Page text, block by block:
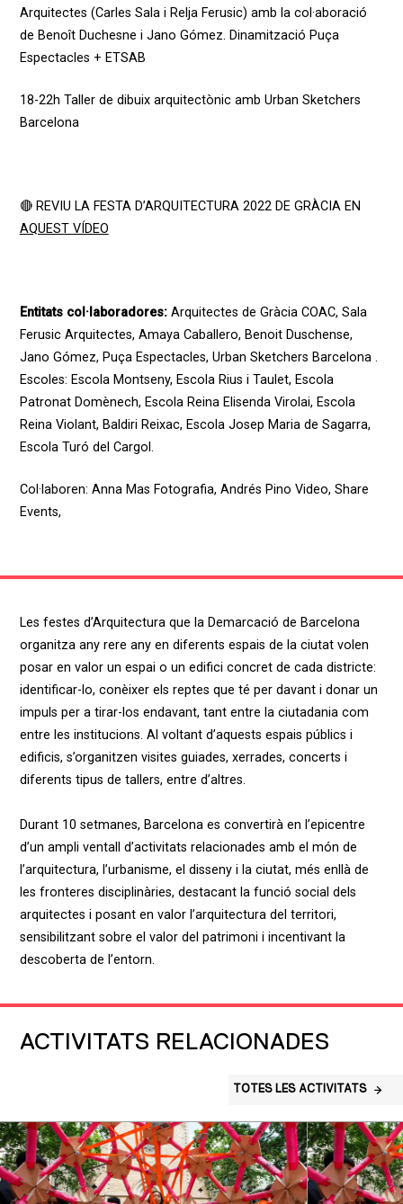
Arquitectes (Carles Sala i Relja Ferusic) amb la col·aboració
de Benoît Duchesne i Jano Gómez. Dinamització Puça
Espectacles + ETSAB
18-22h Taller de dibuix arquitectònicamb Urban Sketchers
Barcelona
🔴 REVIU LA FESTA D’ARQUITECTURA 2022 DE GRÀCIA EN
AQUEST VÍDEO
Entitats col·laboradores:Arquitectes de Gràcia COAC, Sala
Ferusic Arquitectes, Amaya Caballero, Benoit Duschense,
Jano Gómez, Puça Espectacles, Urban Sketchers Barcelona .
Escoles: Escola Montseny, Escola Rius i Taulet, Escola
Patronat Domènech, Escola Reina Elisenda Virolai, Escola
Reina Violant, Baldiri Reixac, Escola Josep Maria de Sagarra,
Escola Turó del Cargol.
Col·laboren: Anna Mas Fotografia, Andrés Pino Video, Share
Events,
Les festes d’Arquitectura que la Demarcació de Barcelona
organitza any rere any en diferents espais de la ciutat volen
posar en valor un espai o un edifici concret de cada districte:
identificar-lo, conèixer els reptes que té per davant i donar un
impuls per a tirar-los endavant, tant entre la ciutadania com
entre les institucions. Al voltant d’aquests espais públics i
edificis, s’organitzen visites guiades, xerrades, concerts i
diferents tipus de tallers, entre d’altres.
Durant 10 setmanes, Barcelona es convertirà en l’epicentre
d’un ampli ventall d’activitats relacionades amb el món de
l’arquitectura, l’urbanisme, el disseny i la ciutat, més enllà de
les fronteres disciplinàries, destacant la funció social dels
arquitectes i posant en valor l’arquitectura del territori,
sensibilitzant sobre el valor del patrimoni i incentivant la
descoberta de l’entorn.
ACTIVITATS RELACIONADES
TOTES LES ACTIVITATS